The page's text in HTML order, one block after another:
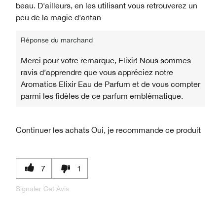
beau. D'ailleurs, en les utilisant vous retrouverez un
peu de la magie d'antan
Réponse du marchand
Merci pour votre remarque, Elixir! Nous sommes
ravis d’apprendre que vous appréciez notre
Aromatics Elixir Eau de Parfum et de vous compter
parmi les fidèles de ce parfum emblématique.
Continuer les achats Oui, je recommande ce produit
7 1
Signaler Cet Avis